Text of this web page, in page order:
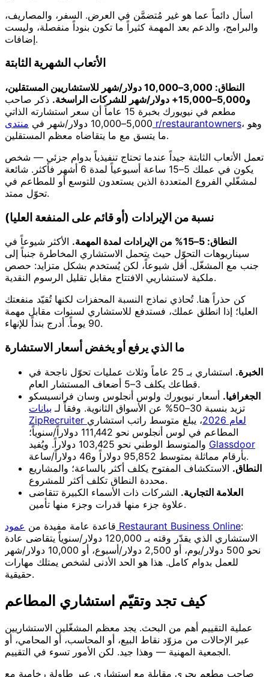
اسأل دائماً عما هو غير مُتضمَّن في العرض. السفر، والمصاريف،
والبرامج، والدعم بعد المهمة كثيراً ما تكون بنوداً منفصلة، وليست
إضافات.
الأتعاب الشهرية الثابتة
النطاق: 3,000–10,000 دولار/شهر للاستشاريين المستقلين،
و5,000–15,000+ دولار/شهر للشركات الراسخة.
ذكر صاحب
مطعم في نيويورك بخبرة 15 عاماً أن سعر استشارته الذاتي
5,000–10,000 دولار/شهر في منتدى r/restaurantowners، وهو
ما يتسق مع ما يتقاضاه معظم المستقلين.
تعمل الأتعاب الثابتة جيداً عندما تحتاج تنفيذياً بدوام جزئي — شخص
يكون في عملك 5–15 ساعة أسبوعياً لمدة 6 أشهر فأكثر. شائعة
لمشغّلي الفروع المتعددة الذين يستعدون للتوسع أو للمطاعم في
تحوّل ممتد.
نسبة من الإيرادات (أو قائم على المنفعة العليا)
النطاق: 5–15% من الإيرادات لمدة المهمة.
الأكثر شيوعاً في
سيناريوهات التحوّل حيث يتحمل الاستشاري المخاطرة جنباً إلى
جنب مع المشغّل. أقل شيوعاً، لكن يُستخدم بشكل متزايد: حصص
ملكية لاستشاريي الافتتاح مقابل تقليل الرسوم النقدية.
كن حذراً هنا. تُحاذي نماذج النسبة المحفزات لكنها تُقيّد منفعتك
العليا؛ إذا انطلق عملك، فستدفع للاستشاري لسنوات مقابل مهمة
90 يوماً. أدرج بنداً للإنهاء.
ما الذي يرفع أو يخفض أسعار الاستشارة
الخبرة.
استشاري بـ 25 عاماً وثلاث عمليات تحوّل ناجحة في
قطاعك يكلف 3–5 أضعاف المستشار العام.
الجغرافيا. أسعار نيويورك ولوس أنجلوس وسان فرانسيسكو
تزيد بنسبة 30–50% عن الأسواق الثانوية. وفقاً لـ
بيانات
ZipRecruiter لعام 2026
، يبلغ متوسط راتب استشاري
المطاعم في لوس أنجلوس نحو 111,442 دولاراً/سنوياً؛
Glassdoor
بأرقام مماثلة بمتوسط 95,852 دولاراً و46 دولاراً/ساعة.
النطاق. الاستكشاف المفتوح يكلف أكثر بالساعة؛ والمشاريع
محددة النطاق تكلف أكثر للمشروع.
العلامة التجارية. الشركات ذات الأسماء الكبيرة تتقاضى
علاوة جزء منها قدرات وجزء منها تأمين.
قاعدة عامة مفيدة من عمود Restaurant Business Online:
الاستشاري الذي يقدّر وقته بـ 120,000 دولار/سنوياً يتقاضى عادة
نحو 500 دولار/يوم، أو 2,500 دولار/أسبوع، أو 10,000 دولار/شهر
للعمل بدوام كامل. هذا هو الحد الأدنى لشخص يمتلك مهارات
حقيقية.
كيف تجد وتقيّم استشاري المطاعم
عملية التقييم أهم من البحث. يجد معظم المشغّلين الاستشاريين
عبر الإحالات من مزوّد نقاط البيع، أو المحاسب، أو المحامي، أو
الجمعية المهنية — وهذا جيد. لكن الأمور تسوء في التقييم.
صاحب مطعم يجري مقابلة مع استشاري عبر طاولة رخامية مع